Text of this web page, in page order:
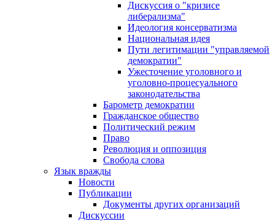
Дискуссия о "кризисе
либерализма"
Идеология консерватизма
Национальная идея
Пути легитимации "управляемой
демократии"
Ужесточение уголовного и
уголовно-процесуального
законодательства
Барометр демократии
Гражданское общество
Политический режим
Право
Революция и оппозиция
Свобода слова
Язык вражды
Новости
Публикации
Документы других организаций
Дискуссии